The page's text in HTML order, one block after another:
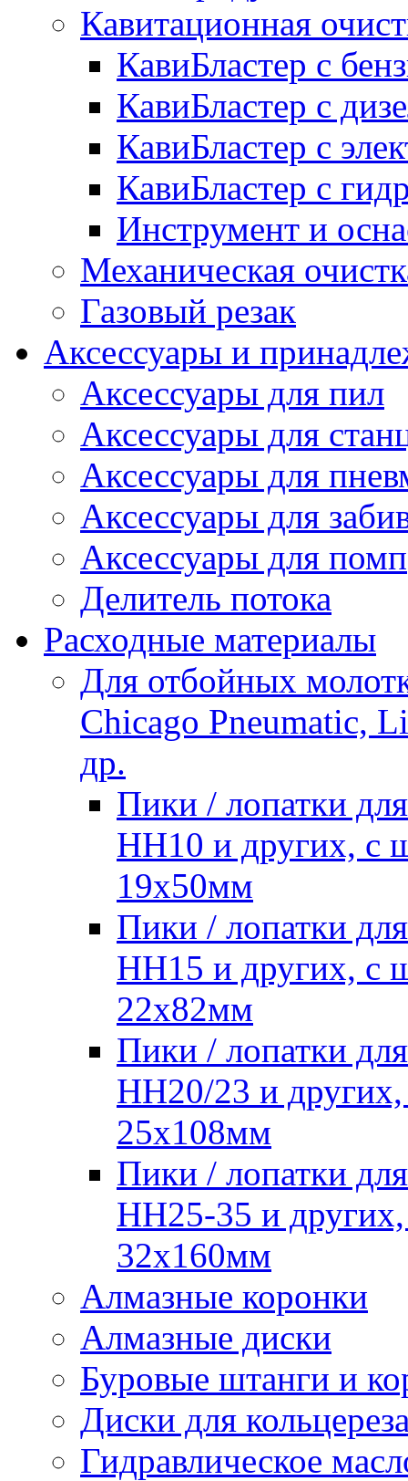
Кавитационная
КавиБластер с
КавиБластер с
КавиБластер с
КавиБластер с
Инструмент и
Механическая
Газовый резак
Аксессуары и
Аксессуары для пил
Аксессуары для
Аксессуары для
Аксессуары для
Аксессуары для помп
Делитель потока
Расходные материалы
Для отбойных
Chicago Pneumatic,
др.
Пики / лопатки
HH10 и других, с
19х50мм
Пики / лопатки
HH15 и других, с
22х82мм
Пики / лопатки
HH20/23 и
25х108мм
Пики / лопатки
HH25-35 и
32х160мм
Алмазные коронки
Алмазные диски
Буровые штанги и
Диски для
Гидравлическое